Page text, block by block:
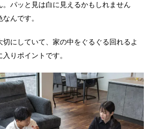
。パッと見は白に見えるかもしれません
んです。
切にしていて、家の中をぐるぐる回れるよ
りポイントです。